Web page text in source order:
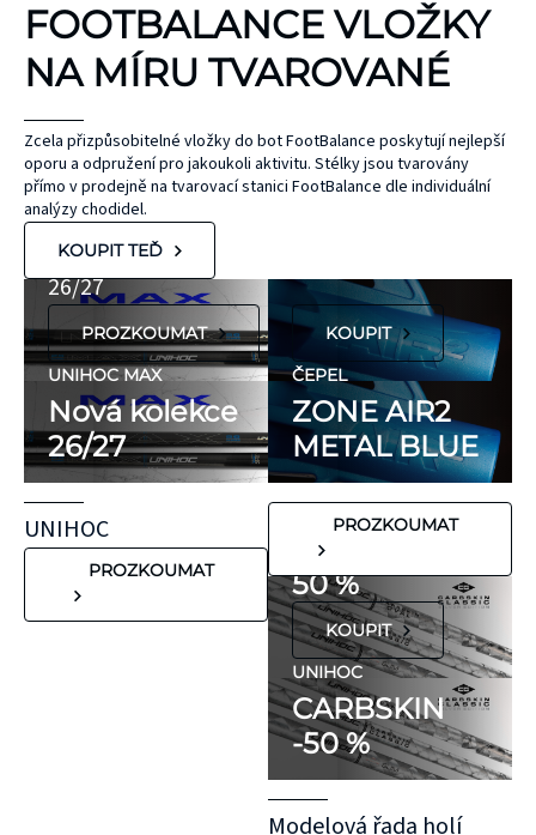
FOOTBALANCE VLOŽKY
NA MÍRU TVAROVANÉ
Zcela přizpůsobitelné vložky do bot FootBalance poskytují nejlepší
oporu a odpružení pro jakoukoli aktivitu. Stélky jsou tvarovány
přímo v prodejně na tvarovací stanici FootBalance dle individuální
analýzy chodidel.
KOUPIT TEĎ
UNIHOC
MAX
Nová kolekce
26/27
PROZKOUMAT
UNIHOC MAX
Nová kolekce
26/27
UNIHOC
PROZKOUMAT
ČEPEL
ZONE
KOUPIT
ČEPEL
ZONE AIR2
METAL BLUE
PROZKOUMAT
FLORBALOVÉ HOLE
UNIHOC
CARBSKIN
SE SLEVOU
50 %
KOUPIT
UNIHOC
CARBSKIN
-50 %
Modelová řada holí
TEJPY
KT TAPE
bez latexu a
přírodního
hypoalergenní,
neobsahují latex
ani přírodní
kaučuk. Obsahují
minimum
potenciálně
nežádoucích látek,
které mohou
vyvolat alergické
reakce. Pokud ale
víte, že máte velmi
citlivou pokožku,
doporučujeme
otestovat malý
kousek KT pásky
aplikovaný bez
roztažení nejprve